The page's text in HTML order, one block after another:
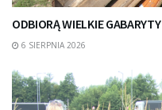
ODBIORĄ WIELKIE GABARYTY
6 SIERPNIA 2026